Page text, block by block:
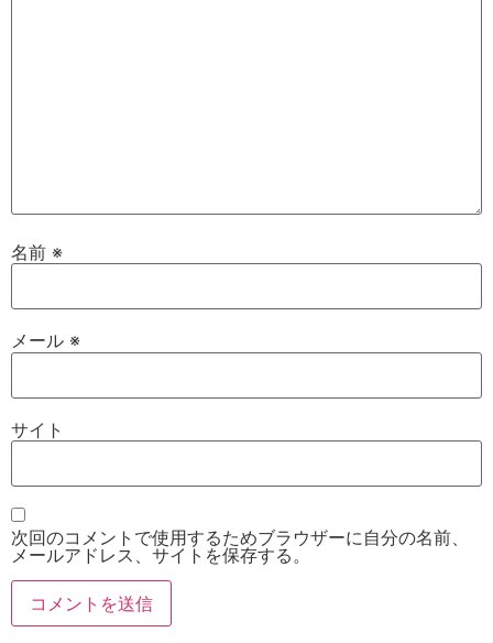
名前 ※
メール ※
サイト
次回のコメントで使用するためブラウザーに自分の名前、
メールアドレス、サイトを保存する。